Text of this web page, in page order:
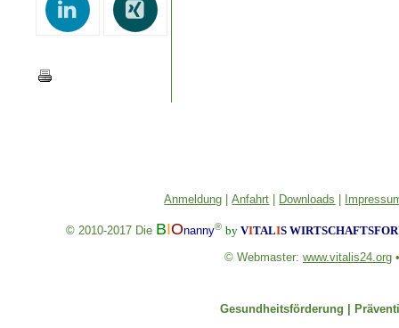
Anmeldung |Anfahrt | Downloads |
© 2010-2017 Die BIOnanny® by VITALIS
© Webmaster: www.vitalis24.org
Gesundheitsförderung |